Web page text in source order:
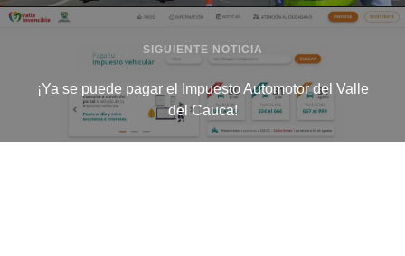
SIGUIENTE NOTICIA
¡Ya se puede pagar el Impuesto Automotor del Valle
del Cauca!